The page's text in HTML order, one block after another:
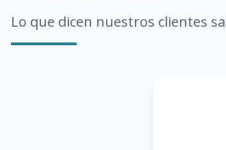
Lo que dicen nuestros clientes